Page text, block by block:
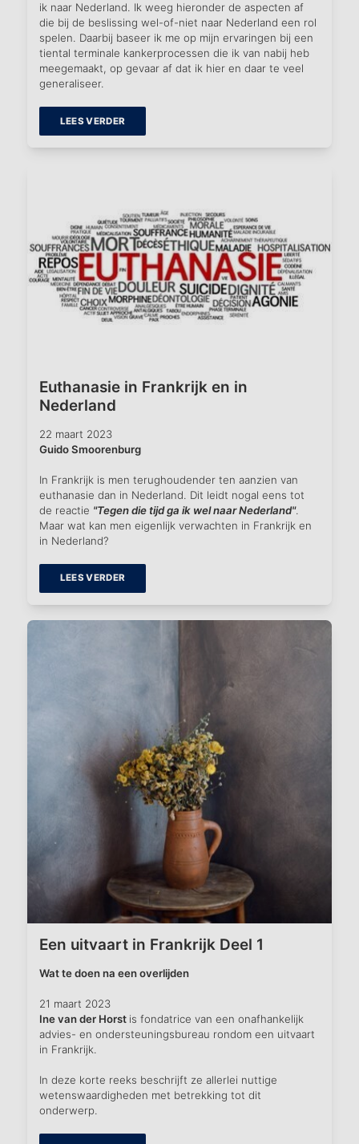
ik naar Nederland. Ik weeg hieronder de aspecten af
die bij de beslissing wel-of-niet naar Nederland een rol
spelen. Daarbij baseer ik me op mijn ervaringen bij een
tiental terminale kankerprocessen die ik van nabij heb
meegemaakt, op gevaar af dat ik hier en daar te veel
generaliseer.
LEES VERDER
Euthanasie in Frankrijk en in
Nederland
22 maart 2023
Guido Smoorenburg
In Frankrijk is men terughoudender ten aanzien van
euthanasie dan in Nederland. Dit leidt nogal eens tot
de reactie "Tegen die tijd ga ik wel naar Nederland".
Maar wat kan men eigenlijk verwachten in Frankrijk en
in Nederland?
LEES VERDER
Een uitvaart in Frankrijk Deel 1
Wat te doen na een overlijden
21 maart 2023
Ine van der Horst is fondatrice van een onafhankelijk
advies- en ondersteuningsbureau rondom een uitvaart
in Frankrijk.
In deze korte reeks beschrijft ze allerlei nuttige
wetenswaardigheden met betrekking tot dit
onderwerp.